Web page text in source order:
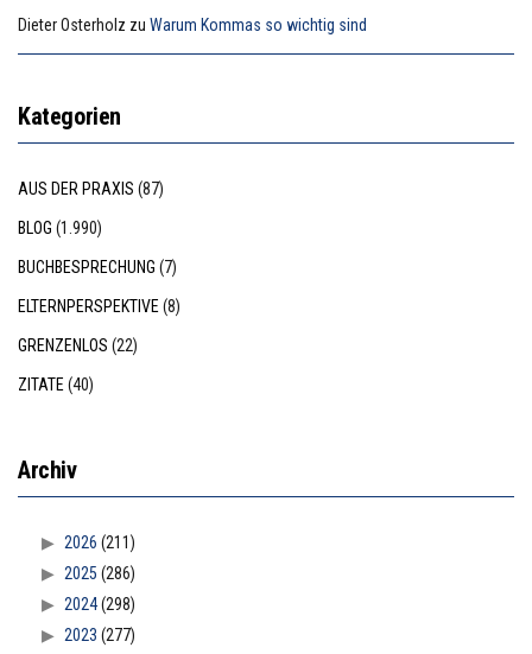
Dieter Osterholz zu Warum Kommas so wichtig sind
Kategorien
AUS DER PRAXIS (87)
BLOG (1.990)
BUCHBESPRECHUNG (7)
ELTERNPERSPEKTIVE (8)
GRENZENLOS (22)
ZITATE (40)
Archiv
2026 (211)
2025 (286)
2024(298)
2023 (277)